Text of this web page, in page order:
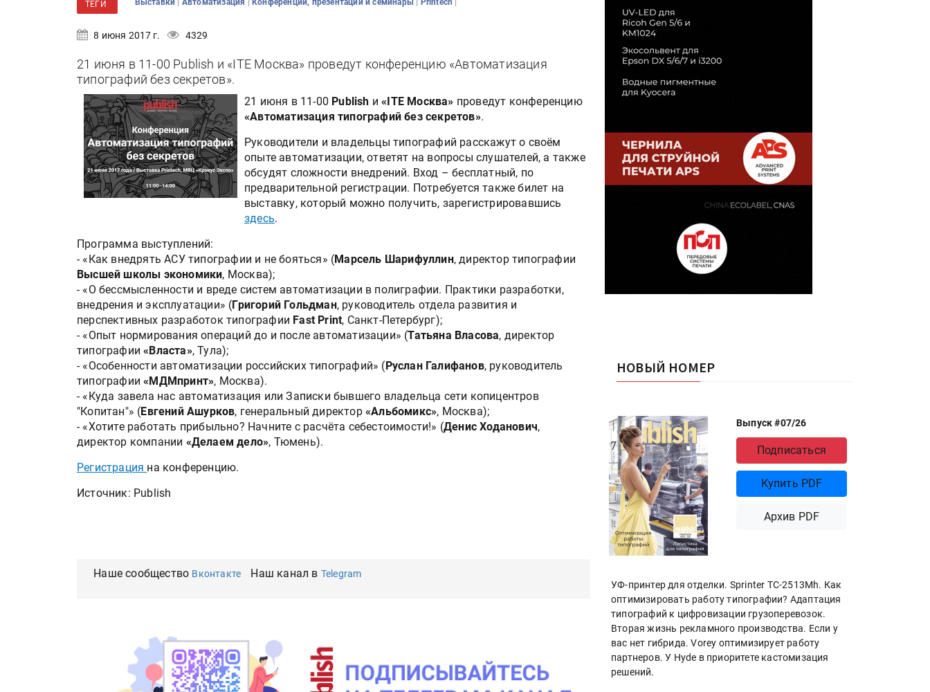
ТЕГИ Выставки Автоматизация Конференции, презентации и семинары Printech
8 июня 2017 г. 4329
21 июня в 11-00 Publish и «ITE Москва» проведут конференцию «Автоматизация
типографий без секретов».
21 июня в 11-00 Publish и«ITE Москва» проведут конференцию
«Автоматизация типографий без секретов».
Руководители и владельцы типографий расскажут о своём
опыте автоматизации, ответят на вопросы слушателей, а также
обсудят сложности внедрений. Вход – бесплатный, по
предварительной регистрации. Потребуется также билет на
выставку, который можно получить, зарегистрировавшись
здесь.
Программа выступлений:
- «Как внедрять АСУ типографии и не бояться» (Марсель Шарифуллин, директор типографии
Высшей школы экономики, Москва);
- «О бессмысленности и вреде систем автоматизации в полиграфии. Практики разработки,
внедрения и эксплуатации» (Григорий Гольдман, руководитель отдела развития и
перспективных разработок типографии Fast Print, Санкт-Петербург);
- «Опыт нормирования операций до и после автоматизации» (Татьяна Власова, директор
типографии«Власта», Тула);
- «Особенности автоматизации российских типографий» (Руслан Галифанов, руководитель
типографии«МДМпринт», Москва).
- «Куда завела нас автоматизация или Записки бывшего владельца сети копицентров
"Копитан"» (Евгений Ашурков, генеральный директор«Альбомикс», Москва);
- «Хотите работать прибыльно? Начните с расчёта себестоимости!» (Денис Ходанович,
директор компании «Делаем дело», Тюмень).
Регистрация на конференцию.
Источник: Publish
Наше сообщество Вконтакте Наш канал в Telegram
НОВЫЙ НОМЕР
Выпуск #07/26
Подписаться
Купить PDF
Архив PDF
УФ-принтер для отделки. Sprinter ТС-2513Mh. Как
оптимизировать работу типографии? Адаптация
типографий к цифровизации грузоперевозок.
Вторая жизнь рекламного производства. Если у
вас нет гибрида. Vorey оптимизирует работу
партнеров. У Hyde в приоритете кастомизация
решений.